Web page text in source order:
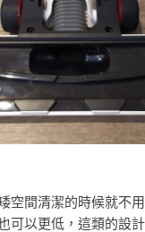
空間清潔的時候就不
可以更低，這類的設